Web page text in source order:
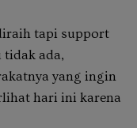
tapi support
tidak ada,
yang ingin
hari ini karena